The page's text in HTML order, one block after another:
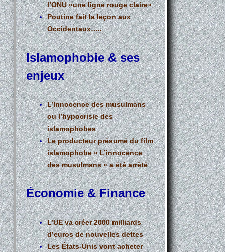
l’ONU «une ligne rouge claire»
Poutine fait la leçon aux
Occidentaux…..
Islamophobie & ses
enjeux
L’Innocence des musulmans
ou l’hypocrisie des
islamophobes
Le producteur présumé du film
islamophobe « L’innocence
des musulmans » a été arrêté
Économie & Finance
L’UE va créer 2000 milliards
d’euros de nouvelles dettes
Les États-Unis vont acheter